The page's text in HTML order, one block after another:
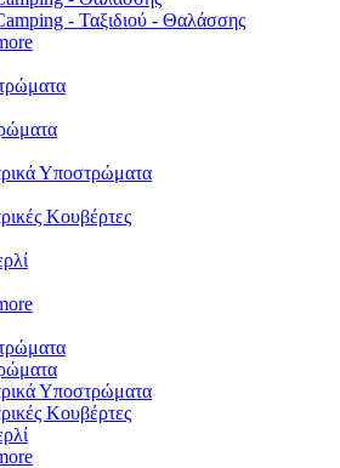
- Ταξιδιού - Θαλάσσης
Υποστρώματα
Κουβέρτες
Υποστρώματα
Κουβέρτες